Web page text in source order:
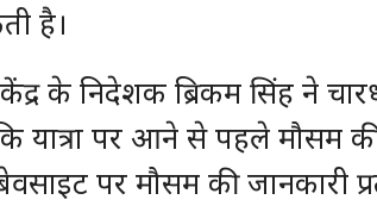
है।
के निदेशक ब्रिकम सिंह ने
यात्रा पर आने से पहले मौसम
पर मौसम की जानकारी